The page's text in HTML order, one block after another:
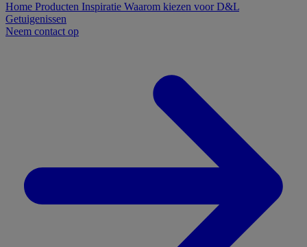
Home Producten Inspiratie Waarom kiezen voor D&L
Getuigenissen
Neem contact op